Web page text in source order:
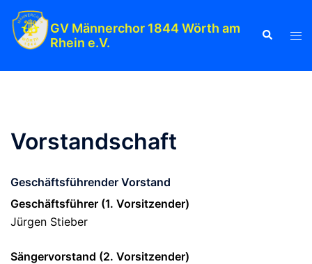
Zum
Inhalt
springen
GV Männerchor 1844 Wörth am
Rhein e.V.
Suche
Vorstandschaft
Geschäftsführender Vorstand
Geschäftsführer (1. Vorsitzender)
Jürgen Stieber
Sängervorstand (2. Vorsitzender)